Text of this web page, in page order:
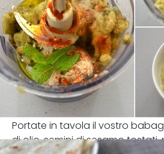
Portate in tavola il vostro
di olio, semini di sesamo